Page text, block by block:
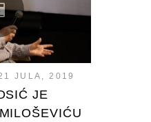
JULA, 2019
JE